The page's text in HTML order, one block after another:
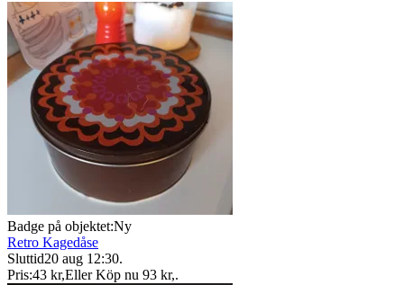
Badge på objektet:Ny
Retro Kagedåse
Sluttid20 aug 12:30.
Pris:43 kr,Eller Köp nu 93 kr,.